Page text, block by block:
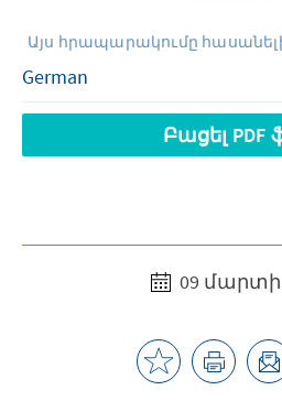
Այս հրապարակումը հասանելի
Բացել PDF
09